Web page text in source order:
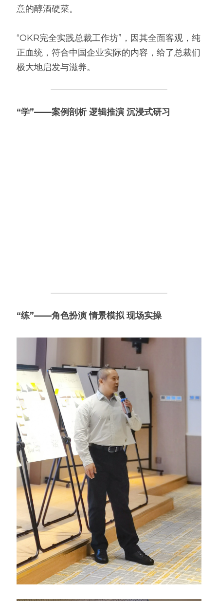
意的醇酒硬菜。
“OKR完全实践总裁工作坊”，因其全面客观，纯
正血统，符合中国企业实际的内容，给了总裁们
极大地启发与滋养。
“学”——案例剖析 逻辑推演 沉浸式研习
“练”——角色扮演 情景模拟 现场实操